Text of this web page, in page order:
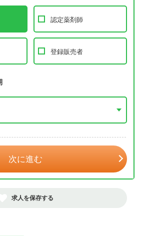
認定薬剤師
登録販売者
次に進む
求人を保存する